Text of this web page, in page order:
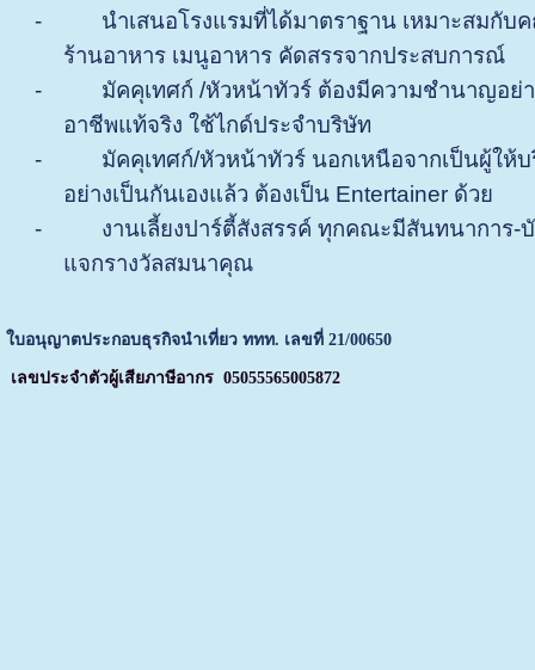
-
นำเสนอโรงแรมที่ได้มาตราฐาน เหมาะสมกับ
ร้านอาหาร เมนูอาหาร คัดสรรจากประสบการณ์
-
มัคคุเทศก์ /หัวหน้าทัวร์ ต้องมีความชำนาญอย่
อาชีพแท้จริง ใช้ไกด์ประจำบริษัท
-
มัคคุเทศก์/หัวหน้าทัวร์ นอกเหนือจากเป็นผู้ให้บ
อย่างเป็นกันเองแล้ว ต้องเป็น Entertainer ด้วย
-
งานเลี้ยงปาร์ตี้สังสรรค์ ทุกคณะมีสันทนาการ-
แจกรางวัลสมนาคุณ
ใบอนุญาตประกอบธุรกิจนำเที่ยว ททท. เลขที่ 21/00650
เลขประจำตัวผู้เสียภาษีอากร 05055565005872